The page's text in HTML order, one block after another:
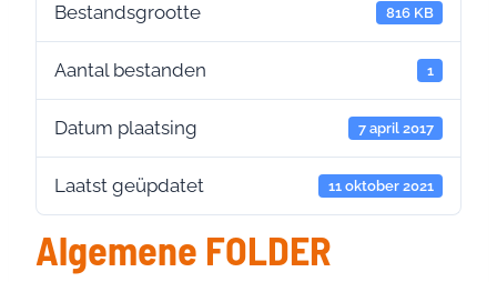
Bestandsgrootte 816 KB
Aantal bestanden 1
Datum plaatsing 7 april 2017
Laatst geüpdatet 11 oktober 2021
Algemene FOLDER